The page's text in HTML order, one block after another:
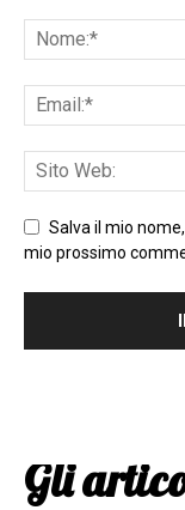
Salva il mio
mio prossimo
Gli